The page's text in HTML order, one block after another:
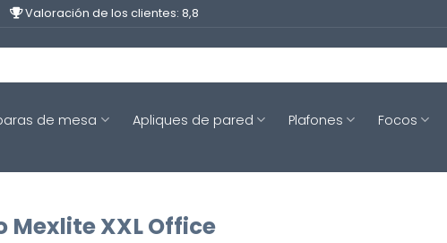
Valoración de los clientes: 8,8
de mesa Apliques de pared Plafones Focos
XXL Office